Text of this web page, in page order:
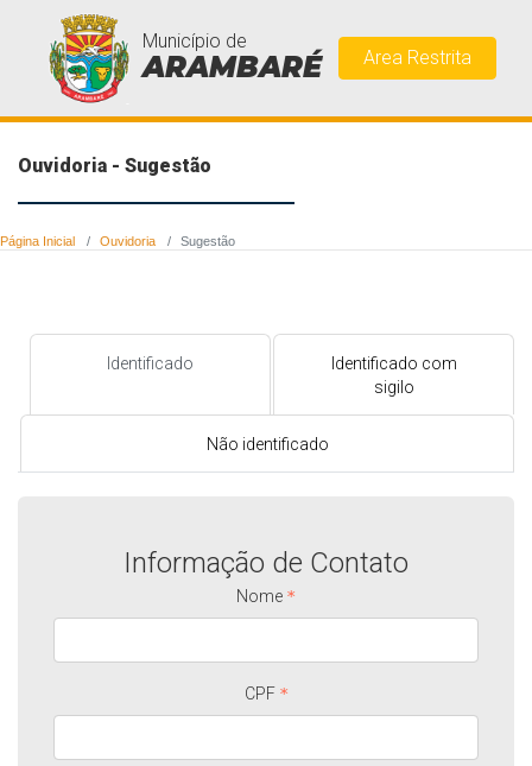
Município de
ARAMBARÉ Area Restrita
Ouvidoria - Sugestão
Página Inicial Ouvidoria Sugestão
Identificado
Identificado com
sigilo
Não identificado
Informação de Contato
Nome
CPF